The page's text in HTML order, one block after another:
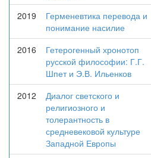
2019
Герменевтика перевода и
понимание насилие
2016
Гетерогенный хронотоп
русской философии: Г.Г.
Шпет и Э.В. Ильенков
2012
Диалог светского и
религиозного и
толерантность в
средневековой культуре
Западной Европы